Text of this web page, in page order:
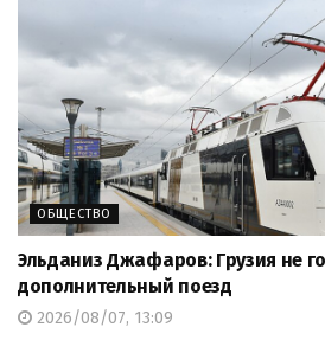
ОБЩЕСТВО
Эльданиз Джафаров: Грузия не
дополнительный поезд
2026/08/07, 13:09